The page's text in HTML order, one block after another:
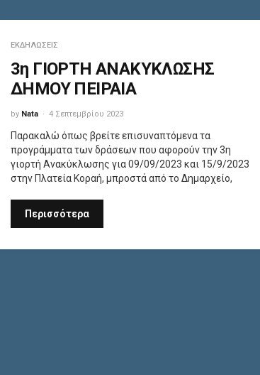
ΕΚΔΗΛΏΣΕΙΣ
3η ΓΙΟΡΤΗ ΑΝΑΚΥΚΛΩΣΗΣ
ΔΗΜΟΥ ΠΕΙΡΑΙΑ
by Nata 4 Σεπτεμβρίου 2023
Παρακαλώ όπως βρείτε επισυναπτόμενα τα
προγράμματα των δράσεων που αφορούν την 3η
γιορτή Ανακύκλωσης για 09/09/2023 και 15/9/2023
στην Πλατεία Κοραή, μπροστά από το Δημαρχείο,
Περισσότερα